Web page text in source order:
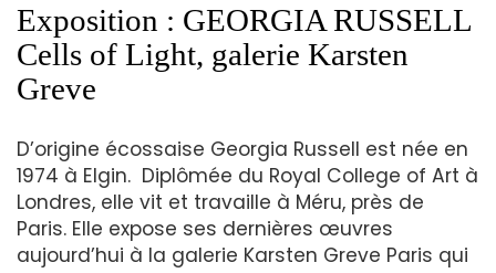
Exposition : GEORGIA RUSSELL
Cells of Light, galerie Karsten
Greve
D’origine écossaise Georgia Russell est née en
1974 à Elgin. Diplômée du Royal College of Art à
Londres, elle vit et travaille à Méru, près de
Paris. Elle expose ses dernières œuvres
aujourd’hui à la galerie Karsten Greve Paris qui